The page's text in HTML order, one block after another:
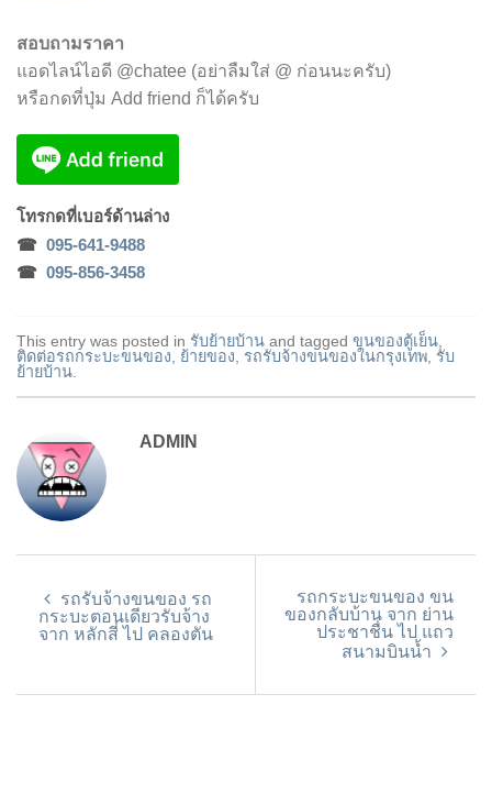
สอบถามราคา
แอดไลน์ไอดี @chatee (อย่าลืมใส่ @ ก่อนนะครับ)
หรือกดที่ปุ่ม Add friend ก็ได้ครับ
โทรกดที่เบอร์ด้านล่าง
☎ 095-641-9488
☎ 095-856-3458
This entry was posted in รับย้ายบ้าน and tagged ขนของตู้เย็น
ติดต่อรถกระบะขนของ
ย้ายของ รถรับจ้างขนของในกรุงเทพ รับ
ย้ายบ้าน
ADMIN
รถรับจ้างขนของ รถ
กระบะตอนเดียวรับจ้าง
จาก หลักสี่ ไป คลองตัน
รถกระบะขนของ ขน
ของกลับบ้าน จาก ย่าน
ประชาชื่น ไป แถว
สนามบินน้ำ